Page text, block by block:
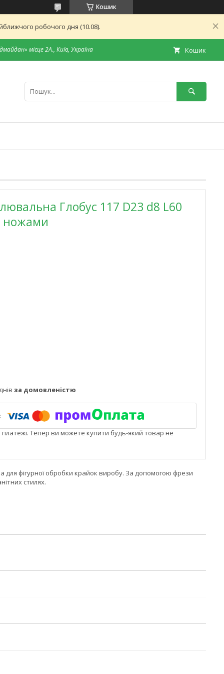
Кошик
робочого дня (10.08).
місце 2А., Київ, Україна Кошик
Глобус 117 D23 d8 L60
ножами
за домовленістю
платежі. Тепер ви можете купити будь-який товар не
для фігурної обробки крайок виробу. За допомогою фрези
стилях.